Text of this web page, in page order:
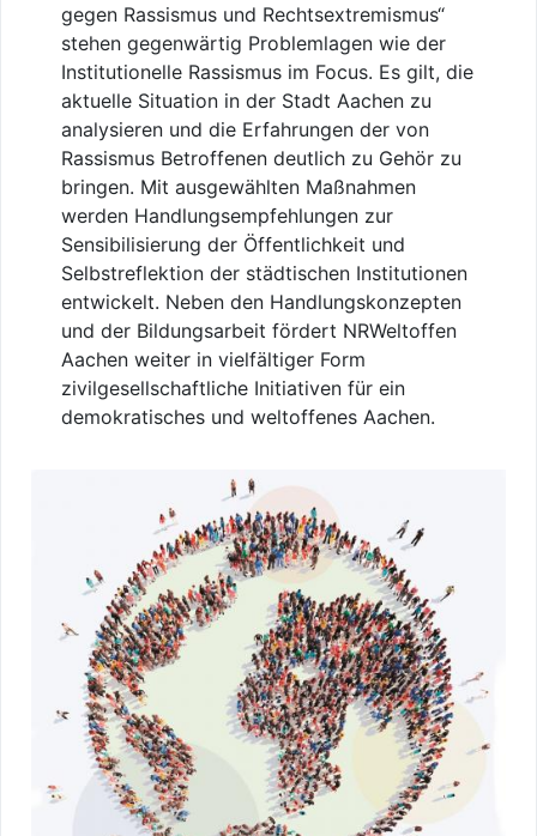
gegen Rassismus und Rechtsextremismus“
stehen gegenwärtig Problemlagen wie der
Institutionelle Rassismus im Focus. Es gilt, die
aktuelle Situation in der Stadt Aachen zu
analysieren und die Erfahrungen der von
Rassismus Betroffenen deutlich zu Gehör zu
bringen. Mit ausgewählten Maßnahmen
werden Handlungsempfehlungen zur
Sensibilisierung der Öffentlichkeit und
Selbstreflektion der städtischen Institutionen
entwickelt. Neben den Handlungskonzepten
und der Bildungsarbeit fördert NRWeltoffen
Aachen weiter in vielfältiger Form
zivilgesellschaftliche Initiativen für ein
demokratisches und weltoffenes Aachen.